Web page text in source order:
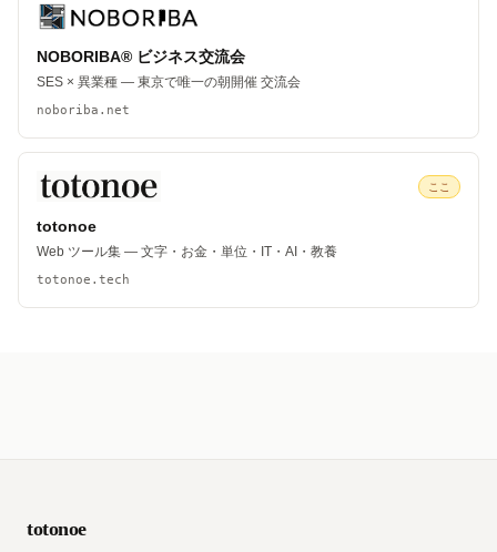
NOBORIBA® ビジネス交流会
SES × 異業種 — 東京で唯一の朝開催 交流会
noboriba.net
ここ
totonoe
Web ツール集 — 文字・お金・単位・IT・AI・教養
totonoe.tech
totonoe